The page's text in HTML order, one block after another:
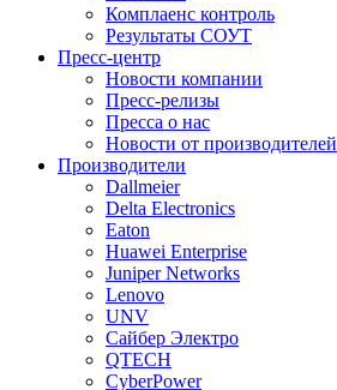
Комплаенс контроль
Результаты СОУТ
Пресс-центр
Новости компании
Пресс-релизы
Пресса о нас
Новости от производителей
Производители
Dallmeier
Delta Electronics
Eaton
Huawei Enterprise
Juniper Networks
Lenovo
UNV
Сайбер Электро
QTECH
CyberPower